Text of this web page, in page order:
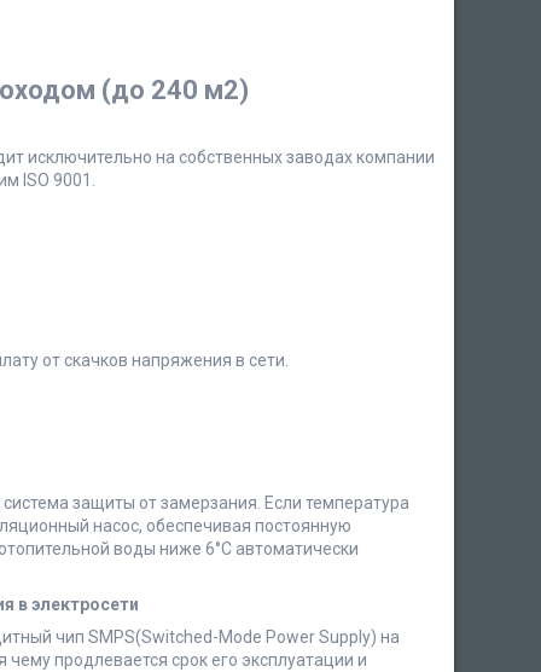
(до 240 м2)
исключительно на собственных заводах компании
ISO 9001.
от скачков напряжения в сети.
защиты от замерзания. Если температура
насос, обеспечивая постоянную
воды ниже 6°С автоматически
в электросети
чип SMPS(Switched-Mode Power Supply) на
продлевается срок его эксплуатации и